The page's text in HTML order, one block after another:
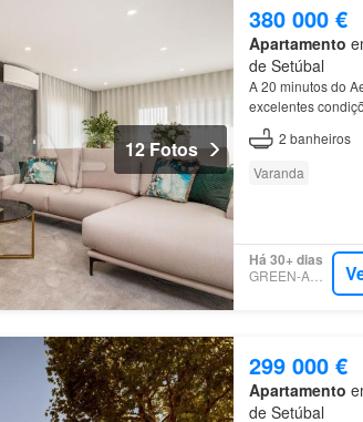
12 Fotos
380 000 €
Apartamento
de Setúbal
A 20 minutos do
excelentes
2 banheiros
Varanda
Há 30+ dias
GREEN-ACRES
299 000 €
Apartamento
de Setúbal